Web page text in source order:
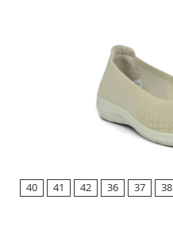
40 41 42 36 37 38